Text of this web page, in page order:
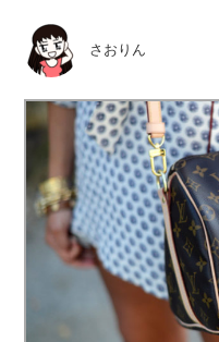
無在庫で自由気ままに稼ぐ
ファッショントレンドを発
BUYMAで人気のブランド
BUYMAの売れ筋商品
さおりん